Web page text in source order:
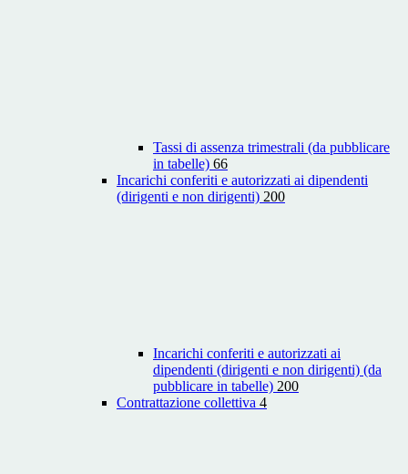
Tassi di assenza trimestrali (da pubblicare
in tabelle) 66
Incarichi conferiti e autorizzati ai dipendenti
(dirigenti e non dirigenti) 200
Incarichi conferiti e autorizzati ai
dipendenti (dirigenti e non dirigenti) (da
pubblicare in tabelle) 200
Contrattazione collettiva 4